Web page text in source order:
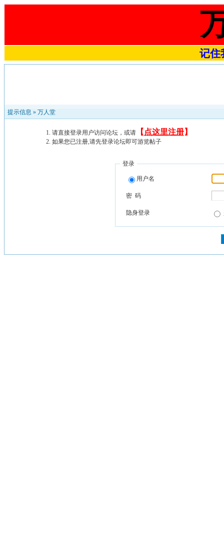
记住
提示信息 » 万人堂
请直接登录用户访问论坛，或请 【 点这里注册】
如果您已注册,请先登录论坛即可游览帖子
登录
用户名
密 码
隐身登录